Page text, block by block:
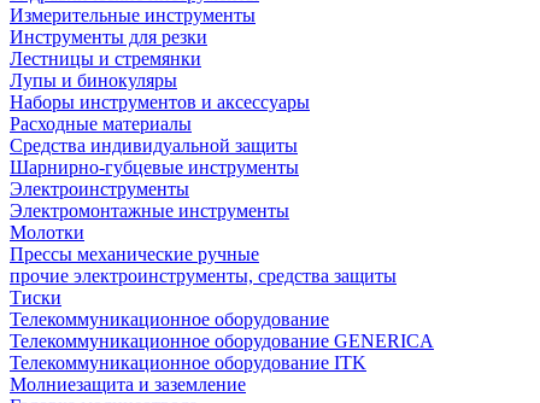
Измерительные инструменты
Инструменты для резки
Лестницы и стремянки
Лупы и бинокуляры
Наборы инструментов и аксессуары
Расходные материалы
Средства индивидуальной защиты
Шарнирно-губцевые инструменты
Электроинструменты
Электромонтажные инструменты
Молотки
Прессы механические ручные
прочие электроинструменты, средства защиты
Тиски
Телекоммуникационное оборудование
Телекоммуникационное оборудование GENERICA
Телекоммуникационное оборудование ITK
Молниезащита и заземление